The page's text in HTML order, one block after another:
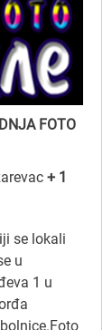
FOTO
+ 1
se lokali
u
1 u